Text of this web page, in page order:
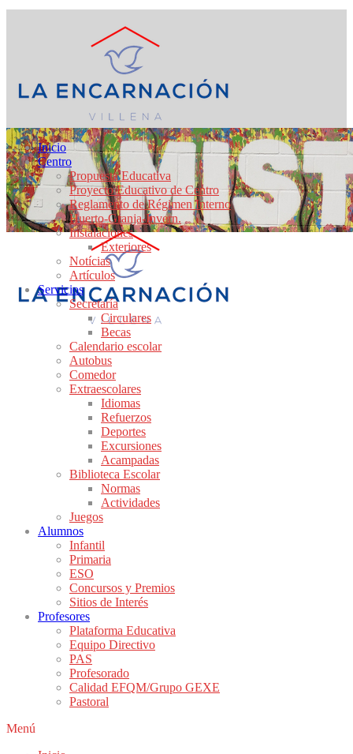
Inicio
Centro
Propuesta Educativa
Proyecto Educativo de Centro
Reglamento de Régimen Interno
Huerto-Granja-Invern.
Instalaciones
Exteriores
Notícias
Artículos
Servicios
Secretaría
Circulares
Becas
Calendario escolar
Autobus
Comedor
Extraescolares
Idiomas
Refuerzos
Deportes
Excursiones
Acampadas
Biblioteca Escolar
Normas
Actividades
Juegos
Alumnos
Infantil
Primaria
ESO
Concursos y Premios
Sitios de Interés
Profesores
Plataforma Educativa
Equipo Directivo
PAS
Profesorado
Calidad EFQM/Grupo GEXE
Pastoral
Menú